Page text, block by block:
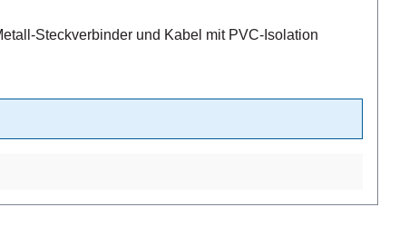
Steckverbinder und Kabel mit PVC-Isolation